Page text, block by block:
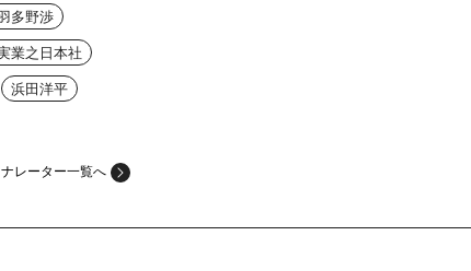
多野渉
業之日本社
浜田洋平
レーター一覧へ